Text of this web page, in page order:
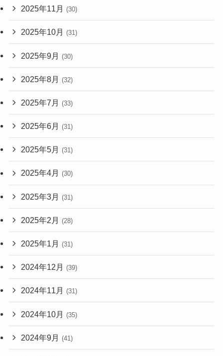
2025年11月 (30)
2025年10月 (31)
2025年9月 (30)
2025年8月 (32)
2025年7月 (33)
2025年6月 (31)
2025年5月 (31)
2025年4月 (30)
2025年3月 (31)
2025年2月 (28)
2025年1月 (31)
2024年12月 (39)
2024年11月 (31)
2024年10月 (35)
2024年9月 (41)